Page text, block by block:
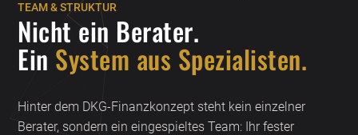
TEAM & STRUKTUR
Nicht ein Berater.
Ein System aus Spezialisten.
Hinter dem DKG-Finanzkonzept steht kein einzelner
Berater, sondern ein eingespieltes Team: Ihr fester